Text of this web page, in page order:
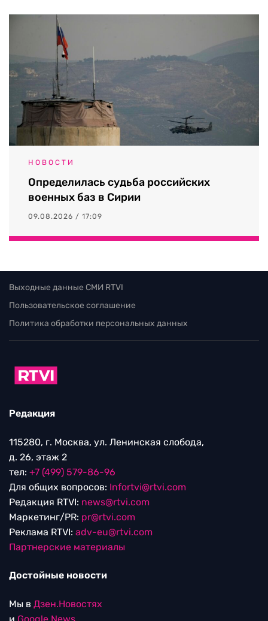
НОВОСТИ
Определилась судьба российских
военных баз в Сирии
09.08.2026 / 17:09
Выходные данные СМИ RTVI
Пользовательское соглашение
Политика обработки персональных данных
Редакция
115280, г. Москва, ул. Ленинская слобода,
д. 26, этаж 2
тел: +7 (499) 579-86-96
Для общих вопросов: Infortvi@rtvi.com
Редакция RTVI: news@rtvi.com
Маркетинг/PR: pr@rtvi.com
Реклама RTVI: adv-eu@rtvi.com
Партнерские материалы
Достойные новости
Мы в Дзен.Новостях